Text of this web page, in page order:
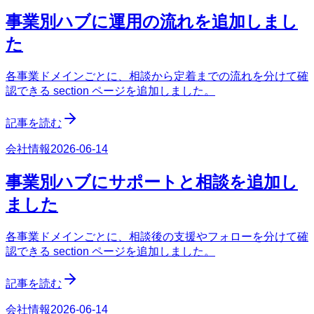
事業別ハブに運用の流れを追加しまし
た
各事業ドメインごとに、相談から定着までの流れを分けて確
認できる section ページを追加しました。
記事を読む
会社情報2026-06-14
事業別ハブにサポートと相談を追加し
ました
各事業ドメインごとに、相談後の支援やフォローを分けて確
認できる section ページを追加しました。
記事を読む
会社情報2026-06-14